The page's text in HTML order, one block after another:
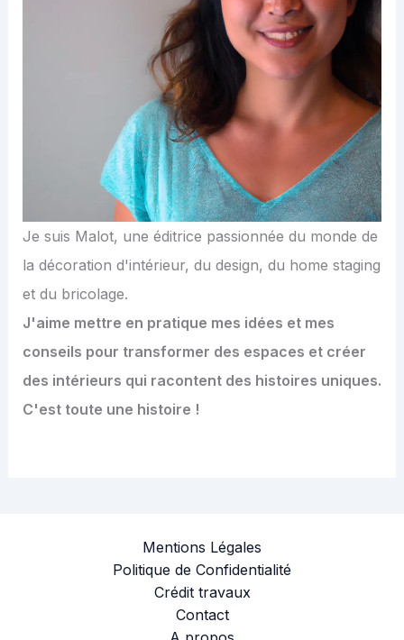
Je suis Malot, une éditrice passionnée du monde de
la décoration d'intérieur, du design, du home staging
et du bricolage.
J'aime mettre en pratique mes idées et mes
conseils pour transformer des espaces et créer
des intérieurs qui racontent des histoires uniques.
C'est toute une histoire !
Mentions Légales
Politique de Confidentialité
Crédit travaux
Contact